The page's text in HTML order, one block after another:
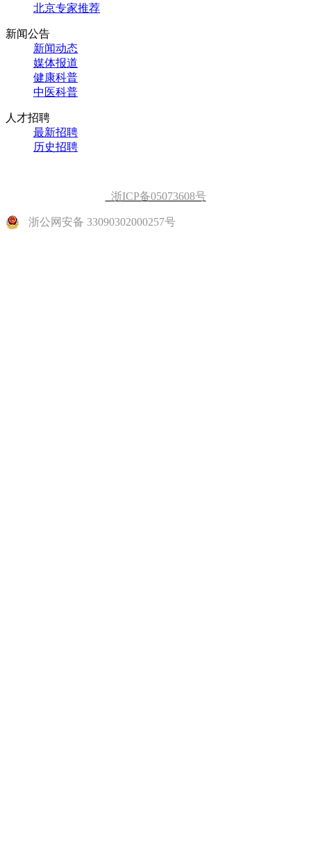
北京专家推荐
新闻公告
新闻动态
媒体报道
健康科普
中医科普
人才招聘
最新招聘
历史招聘
浙ICP备05073608号
浙公网安备 33090302000257号